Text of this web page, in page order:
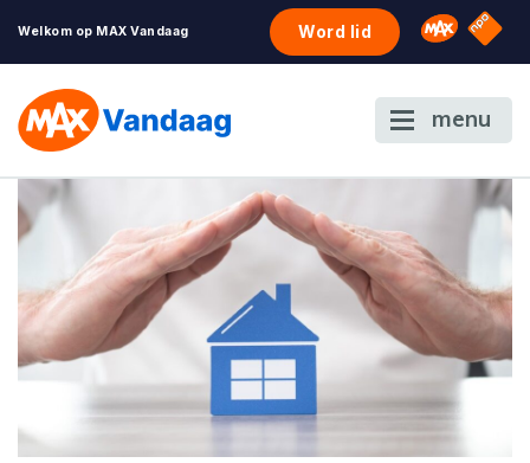
Welkom op MAX Vandaag Word lid Omroep
NPO
menu